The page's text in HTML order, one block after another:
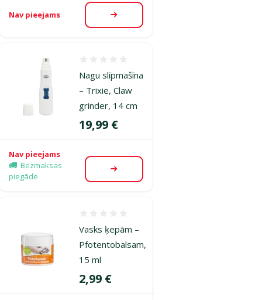
Nav pieejams Apskatīt
Nagu slīpmašīna
– Trixie, Claw
grinder, 14 cm
Cena
19,99 €
Nav pieejams
Bezmaksas
piegāde
Apskatīt
Vasks ķepām –
Pfotentobalsam,
15 ml
Cena
2,99 €